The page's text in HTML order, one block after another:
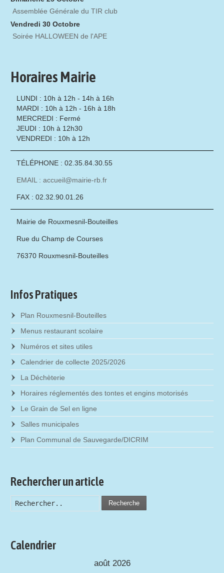
Assemblée Générale du TIR club
Vendredi 30 Octobre
Soirée HALLOWEEN de l'APE
Horaires Mairie
LUNDI : 10h à 12h - 14h à 16h
MARDI : 10h à 12h - 16h à 18h
MERCREDI : Fermé
JEUDI : 10h à 12h30
VENDREDI : 10h à 12h
TÉLÉPHONE : 02.35.84.30.55
EMAIL : accueil@mairie-rb.fr
FAX : 02.32.90.01.26
Mairie de Rouxmesnil-Bouteilles
Rue du Champ de Courses
76370 Rouxmesnil-Bouteilles
Infos Pratiques
Plan Rouxmesnil-Bouteilles
Menus restaurant scolaire
Numéros et sites utiles
Calendrier de collecte 2025/2026
La Déchèterie
Horaires réglementés des tontes et engins motorisés
Le Grain de Sel en ligne
Salles municipales
Plan Communal de Sauvegarde/DICRIM
Rechercher un article
Recherche
Calendrier
août 2026